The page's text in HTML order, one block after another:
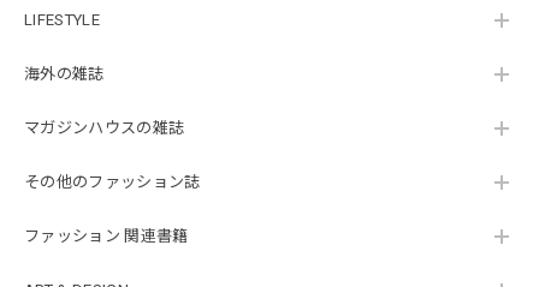
LIFESTYLE
海外の雑誌
マガジンハウスの雑誌
その他のファッション誌
ファッション 関連書籍